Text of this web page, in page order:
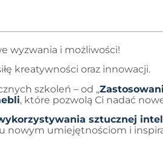
wyzwania i możliwości!
kreatywności oraz innowacji.
szkoleń – od „
, które pozwolą Ci nadać
sztucznej
umiejętnościom i